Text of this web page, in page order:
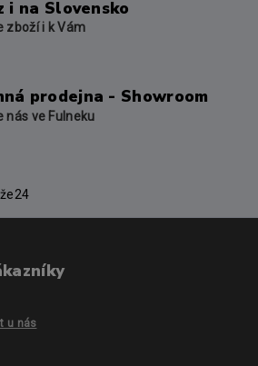
i na Slovensko
zboží i k Vám
prodejna - Showroom
nás ve Fulneku
u nás